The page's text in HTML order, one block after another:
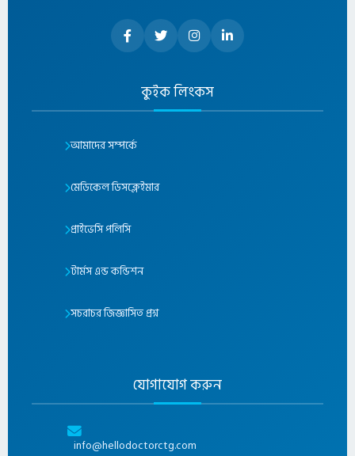
কুইক লিংকস
আমাদের সম্পর্কে
মেডিকেল ডিসক্লেইমার
প্রাইভেসি পলিসি
টার্মস এন্ড কন্ডিশন
সচরাচর জিজ্ঞাসিত প্রশ্ন
যোগাযোগ করুন
info@hellodoctorctg.com